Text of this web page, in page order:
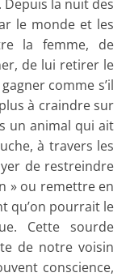
. Depuis la nuit des
le monde et les
la femme, de
de lui retirer le
comme s’il
à craindre sur
un animal qui ait
à travers les
de restreindre
» ou remettre en
qu’on pourrait le
Cette sourde
de notre voisin
conscience,